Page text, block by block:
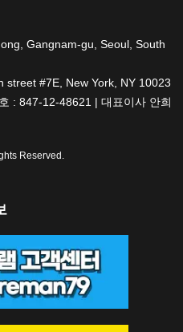
Gangnam-gu, Seoul, South
street #7E, New York, NY 10023
: 847-12-48621 | 대표이사 안희
Reserved.